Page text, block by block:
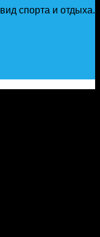
спорта и отдыха.